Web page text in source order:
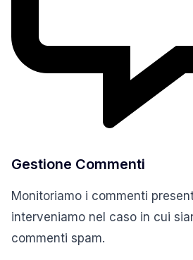
Gestione Commenti
Monitoriamo i commenti
interveniamo nel caso in cui
commenti spam.